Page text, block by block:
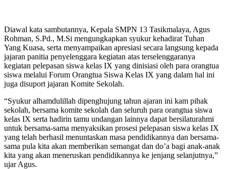
Diawal kata sambutannya, Kepala SMPN 13 Tasikmalaya, Agus
Rohman, S.Pd., M.Si mengungkapkan syukur kehadirat Tuhan
Yang Kuasa, serta menyampaikan apresiasi secara langsung kepada
jajaran panitia penyelenggara kegiatan atas terselenggaranya
kegiatan pelepasan siswa kelas IX yang dinisiasi oleh para orangtua
siswa melalui Forum Orangtua Siswa Kelas IX yang dalam hal ini
juga disuport jajaran Komite Sekolah.
“Syukur alhamdulillah dipenghujung tahun ajaran ini kam pihak
sekolah, bersama komite sekolah dan seluruh para orangtua siswa
kelas IX serta hadirin tamu undangan lainnya dapat bersilaturahmi
untuk bersama-sama menyaksikan prosesi pelepasan siswa kelas IX
yang telah berhasil menuntaskan masa pendidikannya dan bersama-
sama pula kita akan memberikan semangat dan do’a bagi anak-anak
kita yang akan meneruskan pendidikannya ke jenjang selanjutnya,”
ujar Agus.